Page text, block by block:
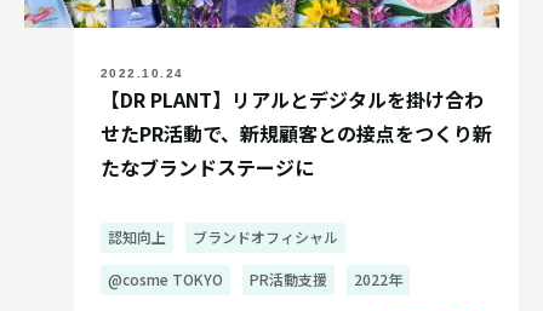
2022.10.24
【DR PLANT】リアルとデジタルを掛け合わ
せたPR活動で、新規顧客との接点をつくり新
たなブランドステージに
認知向上 ブランドオフィシャル
@cosme TOKYO PR活動支援 2022年